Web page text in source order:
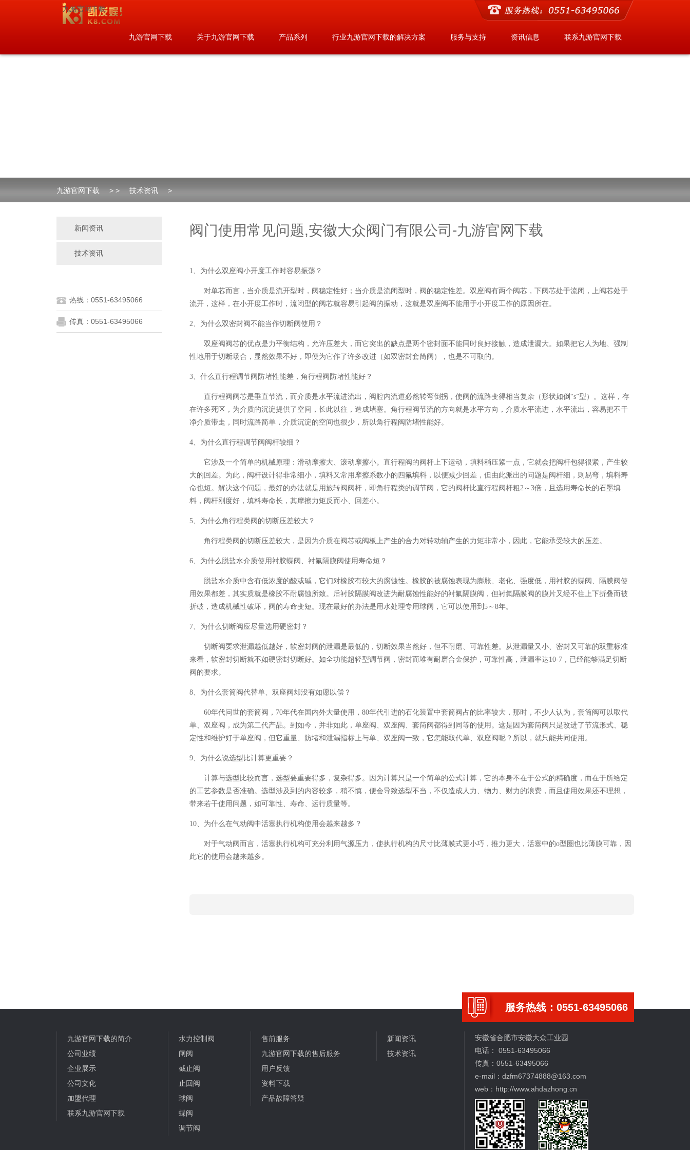
九游官网下载
九游官网下载 关于九游官网下载 产品系列 行业九游官网下载的解决方案 服务与支持 资讯信息 联系九游官网下载
九游官网下载 > > 技术资讯 >
阀门使用常见问题,安徽大众阀门有限公司-九游官网下载
1、为什么双座阀小开度工作时容易振荡？
对单芯而言，当介质是流开型时，阀稳定性好；当介质是流闭型时，阀的稳定性差。双座阀有两个阀芯，下阀芯处于流闭，上阀芯处于
流开，这样，在小开度工作时，流闭型的阀芯就容易引起阀的振动，这就是双座阀不能用于小开度工作的原因所在。
2、为什么双密封阀不能当作切断阀使用？
双座阀阀芯的优点是力平衡结构，允许压差大，而它突出的缺点是两个密封面不能同时良好接触，造成泄漏大。如果把它人为地、强制
性地用于切断场合，显然效果不好，即便为它作了许多改进（如双密封套筒阀），也是不可取的。
3、什么直行程调节阀防堵性能差，角行程阀防堵性能好？
直行程阀阀芯是垂直节流，而介质是水平流进流出，阀腔内流道必然转弯倒拐，使阀的流路变得相当复杂（形状如倒“s”型）。这样，存
在许多死区，为介质的沉淀提供了空间，长此以往，造成堵塞。角行程阀节流的方向就是水平方向，介质水平流进，水平流出，容易把不干
净介质带走，同时流路简单，介质沉淀的空间也很少，所以角行程阀防堵性能好。
4、为什么直行程调节阀阀杆较细？
它涉及一个简单的机械原理：滑动摩擦大、滚动摩擦小。直行程阀的阀杆上下运动，填料稍压紧一点，它就会把阀杆包得很紧，产生较
大的回差。为此，阀杆设计得非常细小，填料又常用摩擦系数小的四氟填料，以便减少回差，但由此派出的问题是阀杆细，则易弯，填料寿
命也短。解决这个问题，最好的办法就是用旅转阀阀杆，即角行程类的调节阀，它的阀杆比直行程阀杆粗2～3倍，且选用寿命长的石墨填
料，阀杆刚度好，填料寿命长，其摩擦力矩反而小、回差小。
5、为什么角行程类阀的切断压差较大？
角行程类阀的切断压差较大，是因为介质在阀芯或阀板上产生的合力对转动轴产生的力矩非常小，因此，它能承受较大的压差。
6、为什么脱盐水介质使用衬胶蝶阀、衬氟隔膜阀使用寿命短？
脱盐水介质中含有低浓度的酸或碱，它们对橡胶有较大的腐蚀性。橡胶的被腐蚀表现为膨胀、老化、强度低，用衬胶的蝶阀、隔膜阀使
用效果都差，其实质就是橡胶不耐腐蚀所致。后衬胶隔膜阀改进为耐腐蚀性能好的衬氟隔膜阀，但衬氟隔膜阀的膜片又经不住上下折叠而被
折破，造成机械性破坏，阀的寿命变短。现在最好的办法是用水处理专用球阀，它可以使用到5～8年。
7、为什么切断阀应尽量选用硬密封？
切断阀要求泄漏越低越好，软密封阀的泄漏是最低的，切断效果当然好，但不耐磨、可靠性差。从泄漏量又小、密封又可靠的双重标准
来看，软密封切断就不如硬密封切断好。如全功能超轻型调节阀，密封而堆有耐磨合金保护，可靠性高，泄漏率达10-7，已经能够满足切断
阀的要求。
8、为什么套筒阀代替单、双座阀却没有如愿以偿？
60年代问世的套筒阀，70年代在国内外大量使用，80年代引进的石化装置中套筒阀占的比率较大，那时，不少人认为，套筒阀可以取代
单、双座阀，成为第二代产品。到如今，并非如此，单座阀、双座阀、套筒阀都得到同等的使用。这是因为套筒阀只是改进了节流形式、稳
定性和维护好于单座阀，但它重量、防堵和泄漏指标上与单、双座阀一致，它怎能取代单、双座阀呢？所以，就只能共同使用。
9、为什么说选型比计算更重要？
计算与选型比较而言，选型要重要得多，复杂得多。因为计算只是一个简单的公式计算，它的本身不在于公式的精确度，而在于所给定
的工艺参数是否准确。选型涉及到的内容较多，稍不慎，便会导致选型不当，不仅造成人力、物力、财力的浪费，而且使用效果还不理想，
带来若干使用问题，如可靠性、寿命、运行质量等。
10、为什么在气动阀中活塞执行机构使用会越来越多？
对于气动阀而言，活塞执行机构可充分利用气源压力，使执行机构的尺寸比薄膜式更小巧，推力更大，活塞中的o型圈也比薄膜可靠，因
此它的使用会越来越多。
新闻资讯
技术资讯
热线：0551-63495066
传真：0551-63495066
服务热线：0551-63495066
九游官网下载的简介
公司业绩
企业展示
公司文化
加盟代理
联系九游官网下载
水力控制阀
闸阀
截止阀
止回阀
球阀
蝶阀
调节阀
售前服务
九游官网下载的售后服务
用户反馈
资料下载
产品故障答疑
新闻资讯
技术资讯
安徽省合肥市安徽大众工业园
电话： 0551-63495066
传真：0551-63495066
e-mail： dzfm67374888@163.com
web：http://www.ahdazhong.cn